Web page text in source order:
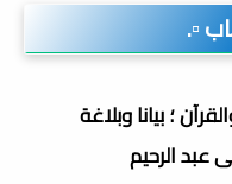
▫️.
؛ بيانا وبلاغة
عبد الرحيم